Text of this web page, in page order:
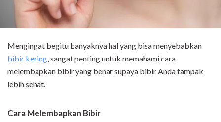
Mengingat begitu banyaknya hal yang bisa menyebabkan
bibir kering, sangat penting untuk memahami cara
melembapkan bibir yang benar supaya bibir Anda tampak
lebih sehat.
Cara Melembapkan Bibir